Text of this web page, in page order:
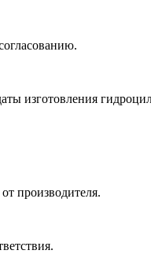
изготовления
производителя.